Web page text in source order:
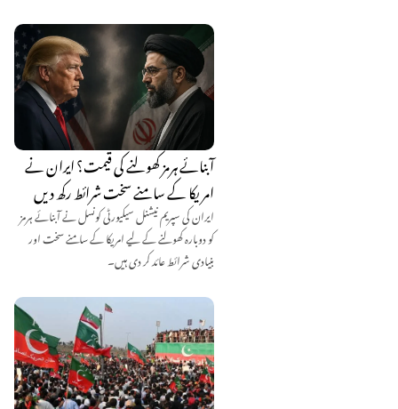
آبنائے ہرمز کھولنے کی قیمت؟ ایران نے
امریکا کے سامنے سخت شرائط رکھ دیں
ایران کی سپریم نیشنل سیکیورٹی کونسل نے آبنائے ہرمز
کو دوبارہ کھولنے کے لیے امریکا کے سامنے سخت اور
بنیادی شرائط عائد کر دی ہیں۔